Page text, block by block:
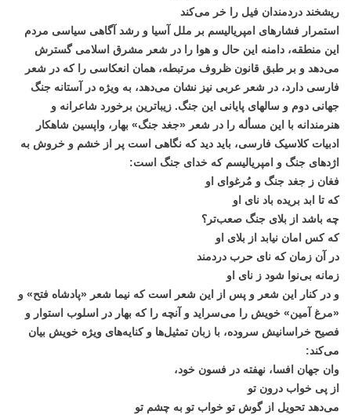
ریشخند دردمندان فیل را خر می‌کند
استمرار فشارهای امپریالیسم بر ملل آسیا و رشد آگاهی سیاسی مردم
این منطقه، دامنه این حال و هوا را در شعر مشرق اسلامی گسترش
می‌دهد و بر طبق قانون ظروف مرتبطه، همان انعکاسی را که در شعر
فارسی دارد، در شعر عربی نیز نشان می‌دهد، به ویژه در آستانه جنگ
جهانی دوم و سالهای پایانی این جنگ. زیباترین برخورد شاعرانه و
هنرمندانه با این مسأله را در شعر «جغد جنگ» بهار، واپسین شاهکار
ادبیات کلاسیک فارسی، باید دید که نگاهی است پر از خشم و خروش به
اژدهای جنگ و امپریالیسم که خدای جنگ است:
فغان ز جغد جنگ و مُرغوای او
که تا ابد بریده باد نای او
چه باشد از بلای جنگ صعب‌تر؟
که کس امان نیابد از بلای او
در آن زمان که نای حرب دردمند
زمانه بی‌نوا شود ز نای او
و در کنار این شعر و پس از این شعر است که نیما شعر «پادشاه فتح» و
«مرغ آمین» خویش را می‌سراید و آنچه را که بهار در اسلوب استوار و
فصیح خراسانیش سروده، با زبان تمثیل‌ها و کنایه‌های ویژه خویش بیان
می‌کند:
وان جهان افسا، نهفته در فسون خود،
از پی خواب درون تو
می‌دهد تحویل از گوش تو خواب تو به چشم تو